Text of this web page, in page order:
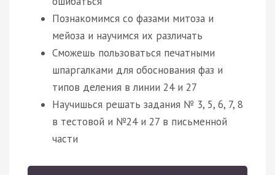
Познакомимся со фазами митоза и
мейоза и научимся их различать
Сможешь пользоваться печатными
шпаргалками для обоснования фаз и
типов деления в линии 24 и 27
Научишься решать задания № 3, 5, 6, 7, 8
в тестовой и №24 и 27 в письменной
части